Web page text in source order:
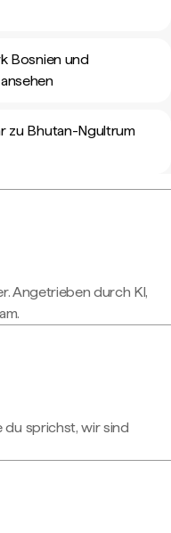
Bosnien und
zu Bhutan-Ngultrum
Angetrieben durch KI,
du sprichst, wir sind